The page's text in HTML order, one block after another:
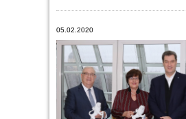
05.02.2020